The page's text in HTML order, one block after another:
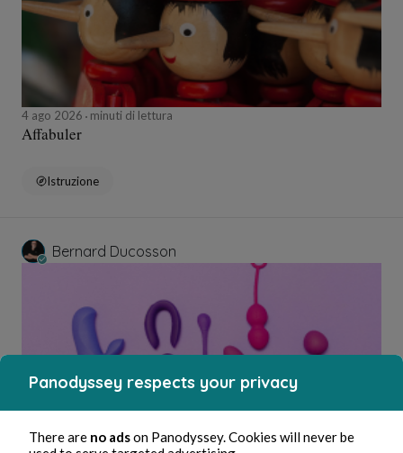
4 ago 2026 minuti di lettura
Affabuler
Istruzione
Bernard Ducosson
4 ago 2026 minuti di lettura
Panodyssey respects your privacy
There are no adson Panodyssey. Cookies will never be